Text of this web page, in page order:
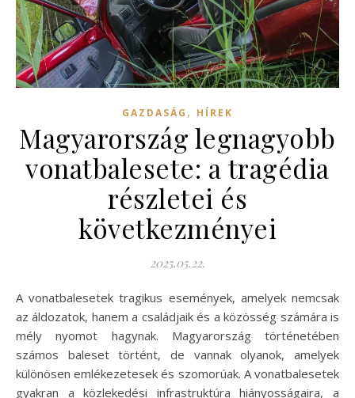
GAZDASÁG , HÍREK
Magyarország legnagyobb
vonatbalesete: a tragédia
részletei és
következményei
2025.05.22.
A vonatbalesetek tragikus események, amelyek nemcsak
az áldozatok, hanem a családjaik és a közösség számára is
mély nyomot hagynak. Magyarország történetében
számos baleset történt, de vannak olyanok, amelyek
különösen emlékezetesek és szomorúak. A vonatbalesetek
gyakran a közlekedési infrastruktúra hiányosságaira, a